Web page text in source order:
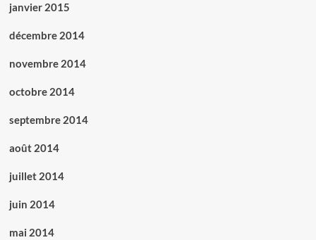
janvier 2015
décembre 2014
novembre 2014
octobre 2014
septembre 2014
août 2014
juillet 2014
juin 2014
mai 2014